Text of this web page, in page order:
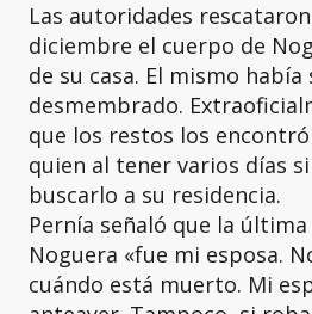
Las autoridades
diciembre el cuerpo de
de su casa. El mismo
desmembrado.
que los restos los
quien al tener varios días
buscarlo a su residencia.
Pernía señaló que la
Noguera «fue mi esposa.
cuándo está muerto. Mi